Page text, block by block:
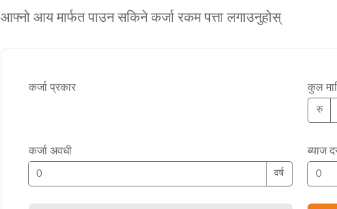
आफ्नो आय मार्फत पाउन सकिने कर्जा रकम पत्ता लगाउनुहोस्
कर्जा प्रकार कुल
रु
कर्जा अवधी
वर्ष
ब्याज